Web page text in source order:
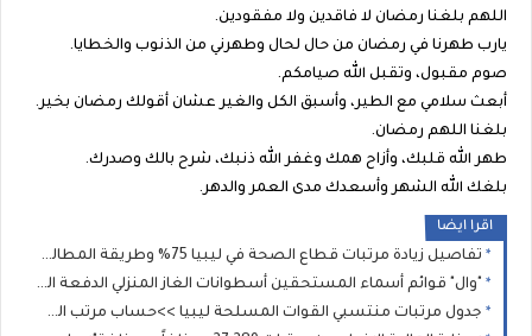
اللهم بلغنا رمضان لا فاقدين ولا مفقودين.
يارب طهرنا في رمضان من حال لحال وطهرني من الذنوب والخطايا.
صوم مقبول، وتقبل الله صيامكم.
أبعث سلامي مع الطير، وأسبق الكل والغير عشان أقولك رمضان بخير.
بلغنا اللهم رمضان.
طهر الله قلبك، وأزاح همك وغفر الله ذنبك، شرح بالك وصدرك.
بلغك الله الشهر وأسعدك مدى العمر والدهر.
اقرا ايضا
تفاصيل زيادة مرتبات قطاع الصحة في ليبيا 75% وطريقة المطالبة بالفروقات المالية المتبقية عن طريق وزارة الصحة الليبية؟
"وال" قوائم أسماء المستحقين أسطوانات الغاز المنزلي الدفعة الجديدة: الشروط ورابط طباعة الإيصال للمسجلين (2021، 2025، و2026)
جدول مرتبات منتسبي القوات المسلحة ليبيا >>حساب مرتب العسكري بعد الزيادة بناءً على الرتبة وسنوات الخدمة